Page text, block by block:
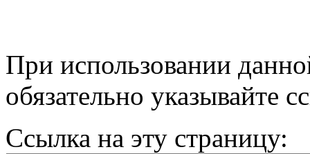
При использовании
обязательно указывайте
Ссылка на эту страницу: